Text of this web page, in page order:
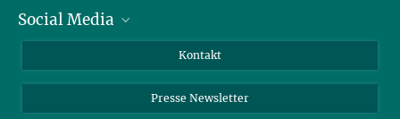
Zahlen und Fakten
Meldestelle Fehlverhalten
Bluesky
Social Media
YouTube
Kontakt
Presse Newsletter